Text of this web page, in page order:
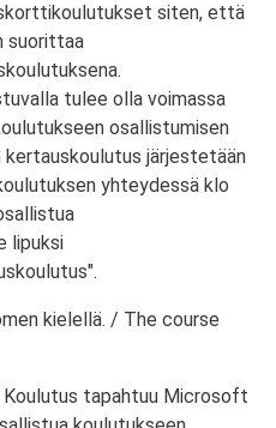
siten, että
suorittaa
tulee olla voimassa
osallistumisen
kertauskoulutus järjestetään
yhteydessä klo
lipuksi
kielellä. / The course
Koulutus tapahtuu Microsoft